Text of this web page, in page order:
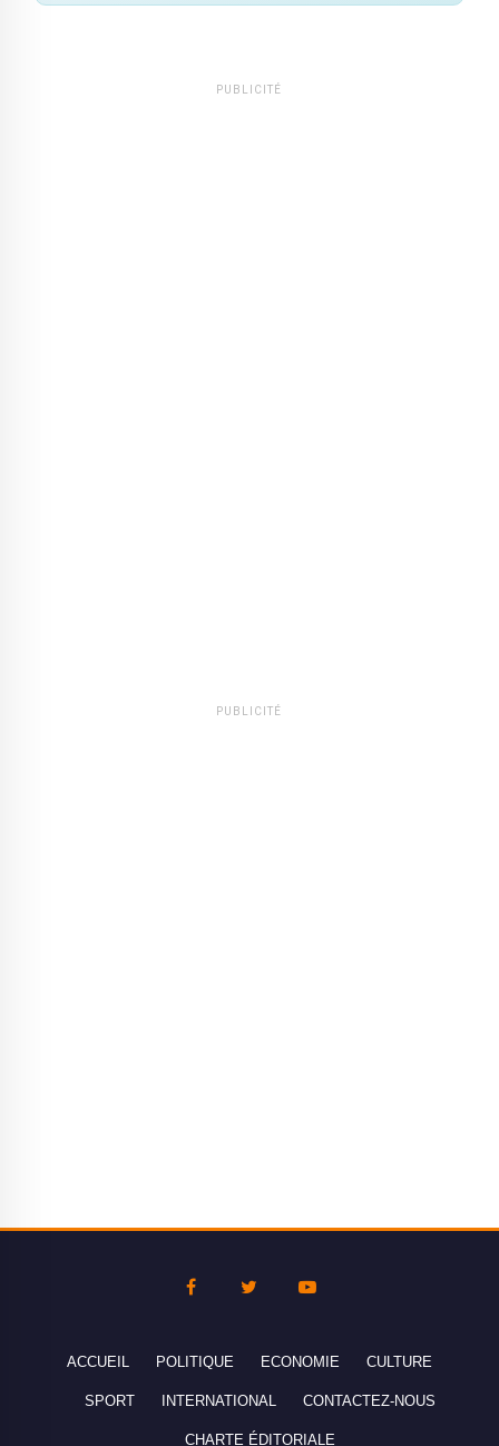
PUBLICITÉ
PUBLICITÉ
ACCUEIL POLITIQUE ECONOMIE CULTURE
SPORT INTERNATIONAL CONTACTEZ-NOUS
CHARTE ÉDITORIALE